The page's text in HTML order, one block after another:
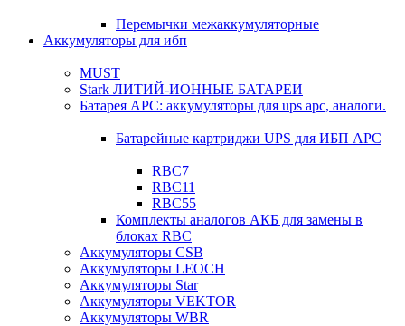
Перемычки межаккумуляторные
Аккумуляторы для ибп
MUST
Stark ЛИТИЙ-ИОННЫЕ БАТАРЕИ
Батарея APC: аккумуляторы для ups apc, аналоги.
Батарейные картриджи UPS для ИБП APC
RBC7
RBC11
RBC55
Комплекты аналогов АКБ для замены в
блоках RBC
Аккумуляторы CSB
Аккумуляторы LEOCH
Аккумуляторы Star
Аккумуляторы VEKTOR
Аккумуляторы WBR